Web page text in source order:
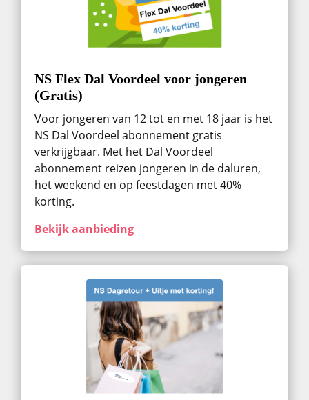
NS Flex Dal Voordeel voor jongeren
(Gratis)
Voor jongeren van 12 tot en met 18 jaar is het
NS Dal Voordeel abonnement gratis
verkrijgbaar. Met het Dal Voordeel
abonnement reizen jongeren in de daluren,
het weekend en op feestdagen met 40%
korting.
Bekijk aanbieding